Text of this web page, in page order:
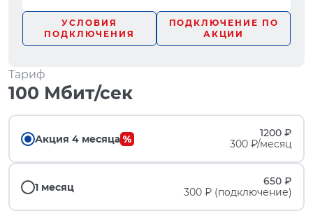
УСЛОВИЯ
ПОДКЛЮЧЕНИЯ
ПОДКЛЮЧЕНИЕ ПО
АКЦИИ
Тариф
100 Мбит/сек
Акция 4 месяца
1200 ₽
300 ₽/месяц
1 месяц
650 ₽
300 ₽ (подключение)